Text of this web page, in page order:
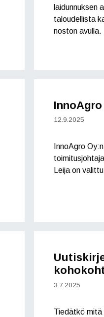
laidunnuksen
taloudellista
noston
12.9.2025
InnoAgro
Leija on
3.7.2025
Tiedätkö